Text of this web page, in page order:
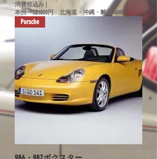
消費税込み |
本州一律1500円 北海道・沖縄・離島2000
Porsche